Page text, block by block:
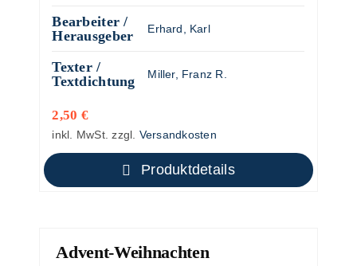
Bearbeiter /
Herausgeber
Erhard, Karl
Texter /
Textdichtung
Miller, Franz R.
2,50 €
inkl. MwSt. zzgl. Versandkosten
Produktdetails
Advent-Weihnachten